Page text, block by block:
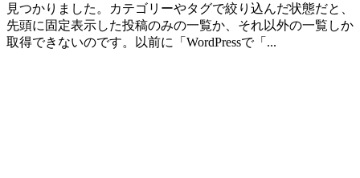
見つかりました。カテゴリーやタグで絞り込んだ状態だと、
先頭に固定表示した投稿のみの一覧か、それ以外の一覧しか
取得できないのです。以前に「WordPressで「...